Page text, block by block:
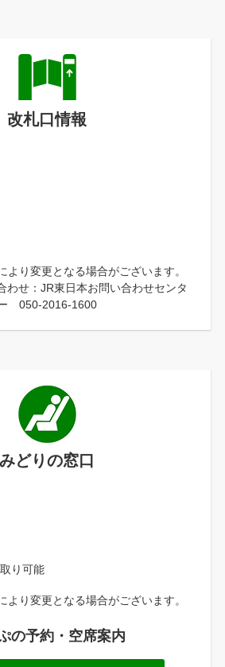
改札口情報
り変更となる場合がございます。
わせ：JR東日本お問い合わせセンタ
050-2016-1600
みどりの窓口
り可能
り変更となる場合がございます。
の予約・空席案内